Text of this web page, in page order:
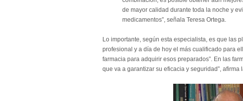
de mayor calidad durante toda la noche y
medicamentos”, señala Teresa Ortega.
Lo importante, según esta especialista, es que las
profesional y a día de hoy el más cualificado para
farmacia para adquirir esos preparados”. En las
que va a garantizar su eficacia y seguridad”, afirma